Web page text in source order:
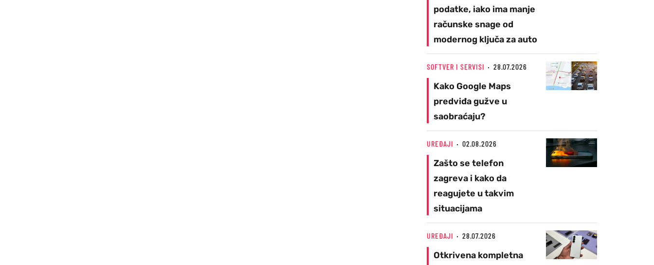
podatke, iako ima manje
računske snage od
modernog ključa za auto
SOFTVER I SERVISI 28.07.2026
Kako Google Maps
predviđa gužve u
saobraćaju?
UREĐAJI 02.08.2026
Zašto se telefon
zagreva i kako da
reagujete u takvim
situacijama
UREĐAJI 28.07.2026
Otkrivena kompletna